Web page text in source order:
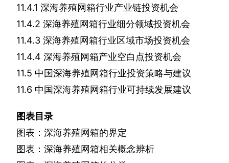
11.4.1 深海养殖网箱行业产业链投资机会
11.4.2 深海养殖网箱行业细分领域投资机会
11.4.3 深海养殖网箱行业区域市场投资机会
11.4.4 深海养殖网箱产业空白点投资机会
11.5 中国深海养殖网箱行业投资策略与建议
11.6 中国深海养殖网箱行业可持续发展建议
图表目录
图表：深海养殖网箱的界定
图表：深海养殖网箱相关概念辨析